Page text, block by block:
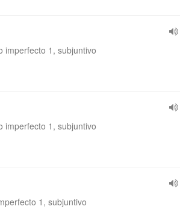
imperfecto 1, subjuntivo
imperfecto 1, subjuntivo
1, subjuntivo